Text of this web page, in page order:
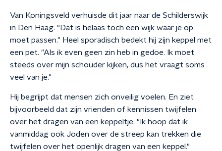
Van Koningsveld verhuisde dit jaar naar de Schilderswijk
in Den Haag. "Dat is helaas toch een wijk waar je op
moet passen." Heel sporadisch bedekt hij zijn keppel met
een pet. "Als ik even geen zin heb in gedoe. Ik moet
steeds over mijn schouder kijken, dus het vraagt soms
veel van je."
Hij begrijpt dat mensen zich onveilig voelen. En ziet
bijvoorbeeld dat zijn vrienden of kennissen twijfelen
over het dragen van een keppeltje. "Ik hoop dat ik
vanmiddag ook Joden over de streep kan trekken die
twijfelen over het openlijk dragen van een keppel."